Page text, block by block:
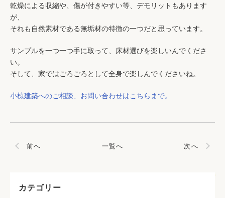
乾燥による収縮や、傷が付きやすい等、デモリットもあります
が、
それも自然素材である無垢材の特徴の一つだと思っています。
サンプルを一つ一つ手に取って、床材選びを楽しいんでくださ
い。
そして、家ではごろごろとして全身で楽しんでくださいね。
小椋建築へのご相談、お問い合わせはこちらまで。
前へ 一覧へ 次へ
カテゴリー